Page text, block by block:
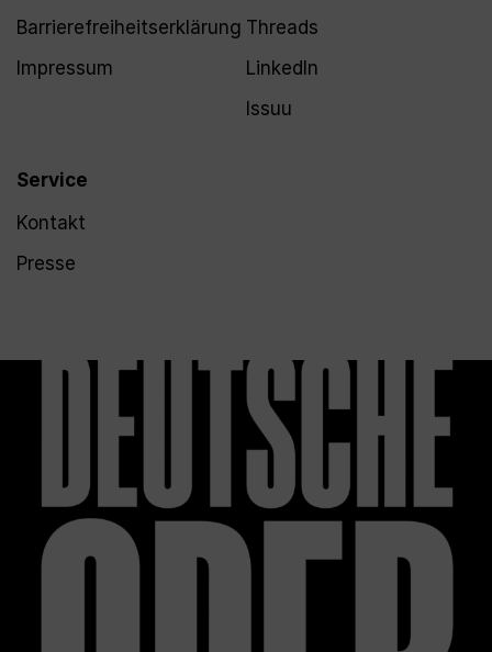
Barrierefreiheitserklärung
Impressum
Service
Kontakt
Presse
Threads
LinkedIn
Issuu